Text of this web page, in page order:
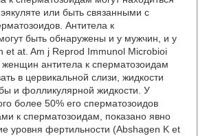
или быть связанными с
Антитела к
быть обнаружены и у мужчин, и у
at. Am j Reprod Immunol Microbioi
антитела к сперматозоидам
в цервикальной слизи, жидкости
и фолликулярной жидкости. У
более 50% его сперматозоидов
к сперматозоидам, показано явно
уровня фертильности (Abshagen K et